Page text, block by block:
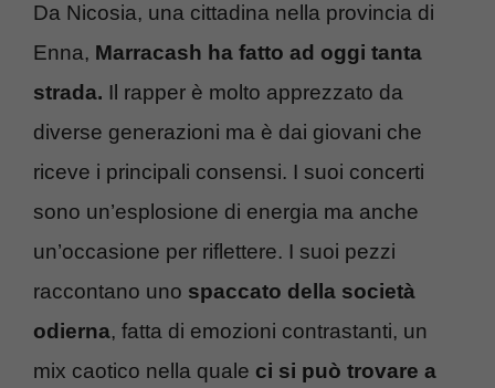
Da Nicosia, una cittadina nella provincia di
Enna, Marracash ha fatto ad oggi tanta
strada. Il rapper è molto apprezzato da
diverse generazioni ma è dai giovani che
riceve i principali consensi. I suoi concerti
sono un’esplosione di energia ma anche
un’occasione per riflettere. I suoi pezzi
raccontano uno spaccato della società
odierna, fatta di emozioni contrastanti, un
mix caotico nella quale ci si può trovare a